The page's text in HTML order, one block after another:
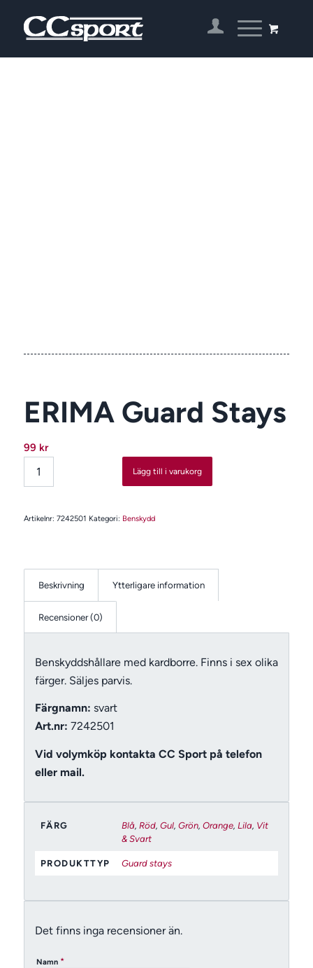
ERIMA Guard Stays
99 kr
Lägg till i varukorg
Artikelnr: 7242501 Kategori: Benskydd
Beskrivning Ytterligare information
Recensioner (0)
Benskyddshållare med kardborre. Finns i sex olika
färger. Säljes parvis.
Färgnamn: svart
Art.nr: 7242501
Vid volymköp kontakta CC Sport på telefon
eller mail.
FÄRG Blå, Röd, Gul, Grön, Orange, Lila, Vit
& Svart
PRODUKTTYP Guard stays
Det finns inga recensioner än.
Namn *